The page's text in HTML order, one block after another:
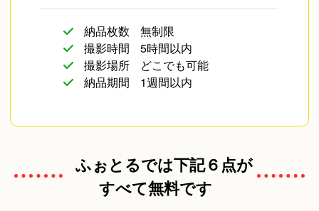
納品枚数
無制限
撮影時間
5時間以内
撮影場所
どこでも可能
納品期間
1週間以内
ふぉとるでは下記６点が
すべて無料です